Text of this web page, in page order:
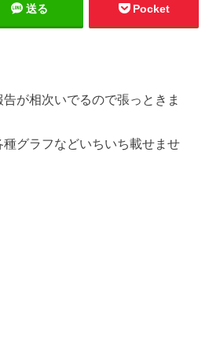
送る Pocket
が相次いでるので張っときま
グラフなどいちいち載せませ